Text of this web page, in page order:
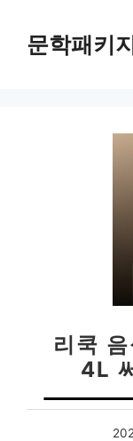
문학패키
리쿡
4L